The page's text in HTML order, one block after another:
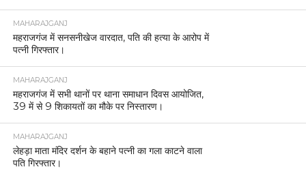
MAHARAJGANJ
महराजगंज में सनसनीखेज वारदात, पति की हत्या के आरोप में
पत्नी गिरफ्तार।
MAHARAJGANJ
महराजगंज में सभी थानों पर थाना समाधान दिवस आयोजित,
39 में से 9 शिकायतों का मौके पर निस्तारण।
MAHARAJGANJ
लेहड़ा माता मंदिर दर्शन के बहाने पत्नी का गला काटने वाला
पति गिरफ्तार।